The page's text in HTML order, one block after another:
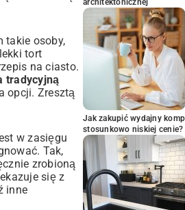
takie osoby,
tort
na ciasto.
tradycyjną
opcji. Zresztą
w zasięgu
Tak,
zrobioną
się z
inne
architektonicznej
Jak zakupić wydajny
stosunkowo niskiej cenie?